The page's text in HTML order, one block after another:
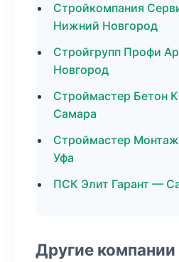
Стройкомпания
Нижний Новгород
Стройгрупп Профи
Новгород
Строймастер Бетон
Самара
Строймастер
Уфа
ПСК Элит Гарант —
Другие компании